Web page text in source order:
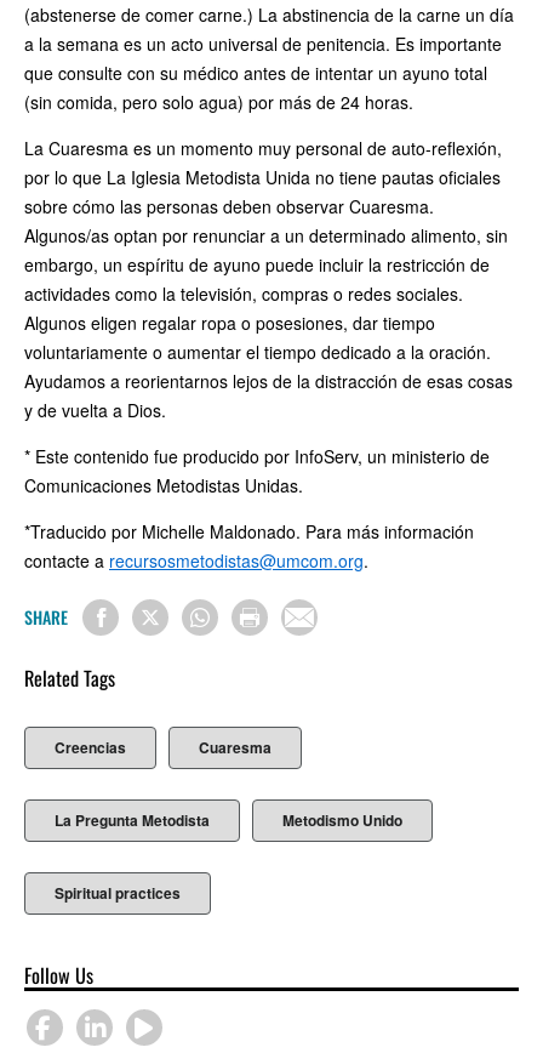
(abstenerse de comer carne.) La abstinencia de la carne un día
a la semana es un acto universal de penitencia. Es importante
que consulte con su médico antes de intentar un ayuno total
(sin comida, pero solo agua) por más de 24 horas.
La Cuaresma es un momento muy personal de auto-reflexión,
por lo que La Iglesia Metodista Unida no tiene pautas oficiales
sobre cómo las personas deben observar Cuaresma.
Algunos/as optan por renunciar a un determinado alimento, sin
embargo, un espíritu de ayuno puede incluir la restricción de
actividades como la televisión, compras o redes sociales.
Algunos eligen regalar ropa o posesiones, dar tiempo
voluntariamente o aumentar el tiempo dedicado a la oración.
Ayudamos a reorientarnos lejos de la distracción de esas cosas
y de vuelta a Dios.
* Este contenido fue producido por InfoServ, un ministerio de
Comunicaciones Metodistas Unidas.
*Traducido por Michelle Maldonado. Para más información
contacte a recursosmetodistas@umcom.org.
SHARE
Related Tags
Creencias Cuaresma
La Pregunta Metodista Metodismo Unido
Spiritual practices
Follow Us